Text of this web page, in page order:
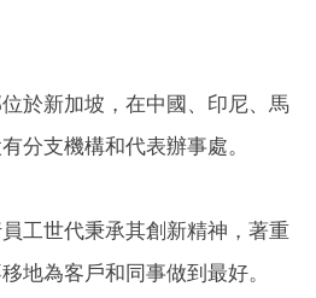
於新加坡，在中國、印尼、馬
分支機構和代表辦事處。
工世代秉承其創新精神，著重
地為客戶和同事做到最好。